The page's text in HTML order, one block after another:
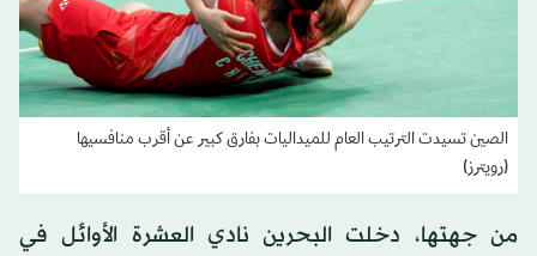
الصين تسيدت الترتيب العام للميداليات بفارق كبير عن أقرب منافسيها
(رويترز)
من جهتها، دخلت البحرين نادي العشرة الأوائل في